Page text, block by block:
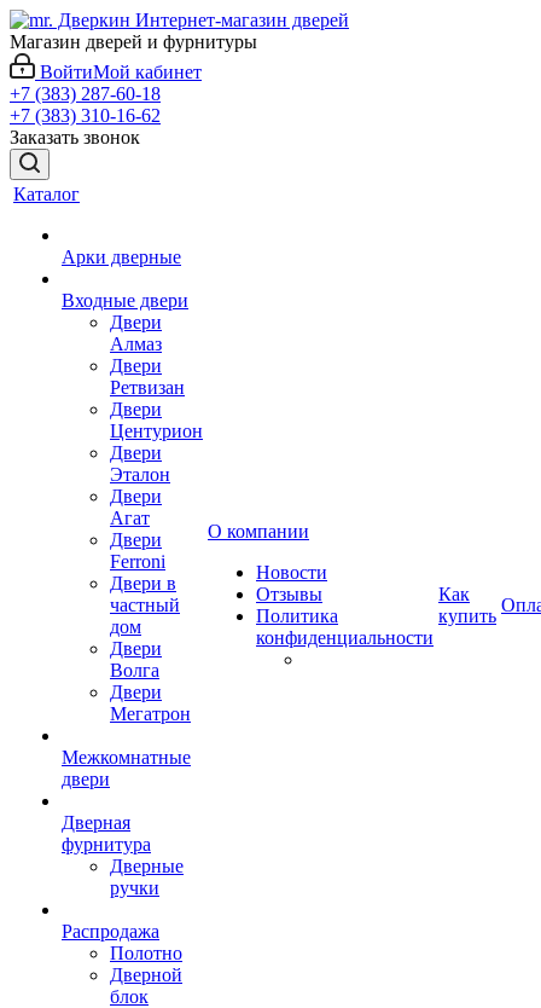
Магазин дверей и фурнитуры
ВойтиМой кабинет
+7 (383) 287-60-18
+7 (383) 310-16-62
Заказать звонок
Каталог
Арки дверные
Входные двери
Двери
Алмаз
Двери
Ретвизан
Двери
Центурион
Двери
Эталон
Двери
Агат
Двери
Ferroni
Двери в
частный
дом
Двери
Волга
Двери
Мегатрон
Межкомнатные
двери
Дверная
фурнитура
Дверные
ручки
Распродажа
Полотно
Дверной
блок
О компании
Новости
Отзывы
Политика
конфиденциальности
Как
купить